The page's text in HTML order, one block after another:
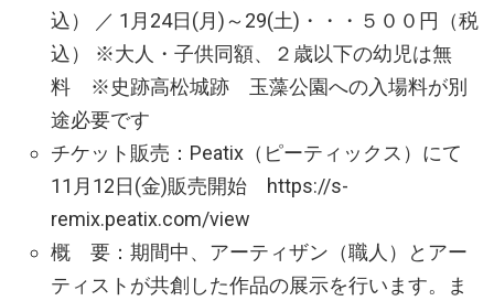
込） ／ 1月24日(月)～29(土)・・・５００円（税
込） ※大人・子供同額、２歳以下の幼児は無
料 ※史跡高松城跡 玉藻公園への入場料が別
途必要です
チケット販売：Peatix（ピーティックス）にて
11月12日(金)販売開始 https://s-
remix.peatix.com/view
概 要：期間中、アーティザン（職人）とアー
ティストが共創した作品の展示を行います。ま